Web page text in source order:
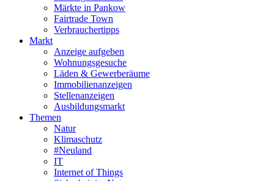
Märkte in Pankow
Fairtrade Town
Verbrauchertipps
Markt
Anzeige aufgeben
Wohnungsgesuche
Läden & Gewerberäume
Immobilienanzeigen
Stellenanzeigen
Ausbildungsmarkt
Themen
Natur
Klimaschutz
#Neuland
IT
Internet of Things